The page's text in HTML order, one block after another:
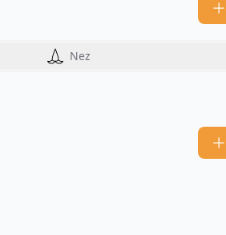
Nez